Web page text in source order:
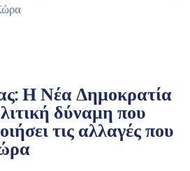
Η Νέα Δημοκρατία
δύναμη που
τις αλλαγές που